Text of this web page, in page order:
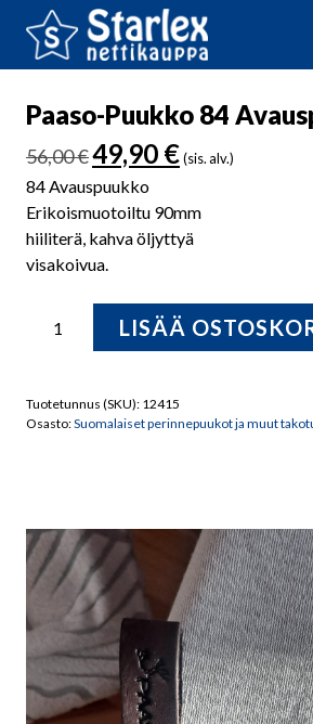
Paaso-Puukko 84
56,00€ Alkuperäinen
hinta
oli:
56,00 €.
49,90 €Nykyinen
hinta
49,90 €.
(sis. alv.)
84 Avauspuukko
Erikoismuotoiltu 90mm
hiiliterä, kahva öljyttyä
visakoivua.
Puukko
määrä
LISÄÄ
Tuotetunnus (SKU): 12415
Osasto:Suomalaiset perinnepuukot ja muut